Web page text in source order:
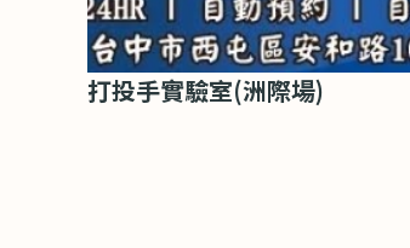
打投手實驗室(洲際場)